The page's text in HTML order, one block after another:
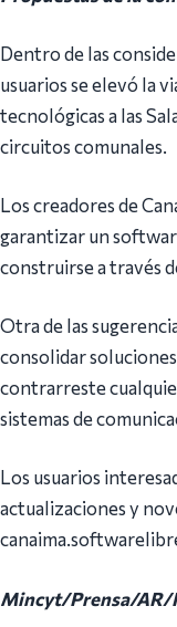
Dentro de las
usuarios se elevó la
tecnológicas a las
circuitos comunales.
Los creadores de
garantizar un
construirse a través
Otra de las
consolidar
contrarreste
sistemas de
Los usuarios
actualizaciones y
Mincyt/Prensa/AR/